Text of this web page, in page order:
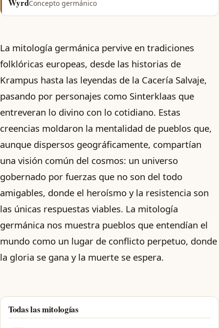
WyrdConcepto germánico
La mitología germánica pervive en tradiciones
folklóricas europeas, desde las historias de
Krampus hasta las leyendas de la Cacería Salvaje,
pasando por personajes como Sinterklaas que
entreveran lo divino con lo cotidiano. Estas
creencias moldaron la mentalidad de pueblos que,
aunque dispersos geográficamente, compartían
una visión común del cosmos: un universo
gobernado por fuerzas que no son del todo
amigables, donde el heroísmo y la resistencia son
las únicas respuestas viables. La mitología
germánica nos muestra pueblos que entendían el
mundo como un lugar de conflicto perpetuo, donde
la gloria se gana y la muerte se espera.
Todas las mitologías